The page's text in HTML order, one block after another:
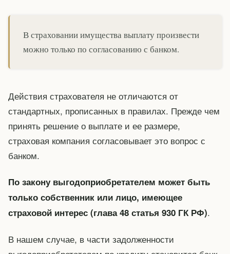
В страховании имущества выплату произвести
можно только по согласованию с банком.
Действия страхователя не отличаются от
стандартных, прописанных в правилах. Прежде чем
принять решение о выплате и ее размере,
страховая компания согласовывает это вопрос с
банком.
По закону выгодоприобретателем может быть
только собственник или лицо, имеющее
страховой интерес (глава 48 статья 930 ГК РФ).
В нашем случае, в части задолженности